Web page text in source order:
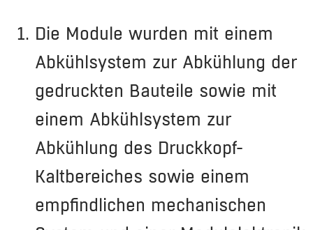
Die Module wurden mit einem
Abkühlsystem zur Abkühlung der
gedruckten Bauteile sowie mit
einem Abkühlsystem zur
Abkühlung des Druckkopf-
Kaltbereiches sowie einem
empfindlichen mechanischen